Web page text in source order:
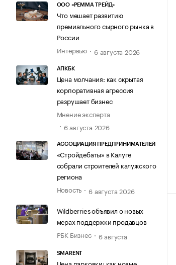
ООО «РЕММА ТРЕЙД»
Что мешает развитию
премиального сырного рынка в
России
Интервью
6 августа 2026
АПКБК
Цена молчания: как скрытая
корпоративная агрессия
разрушает бизнес
Мнение эксперта
6 августа 2026
АССОЦИАЦИЯ ПРЕДПРИНИМАТЕЛЕЙ
«Стройдебаты» в Калуге
собрали строителей калужского
региона
Новость
6 августа 2026
Wildberries объявил о новых
мерах поддержки продавцов
РБК Бизнес
6 августа
SMARENT